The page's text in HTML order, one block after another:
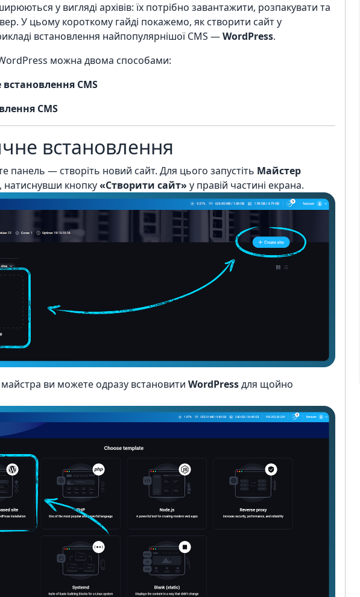
у вигляді архівів: їх потрібно завантажити, розпакувати та
У цьому короткому гайді покажемо, як створити сайт у
встановлення найпопулярнішої CMS —WordPress.
можна двома способами:
CMS
CMS
встановлення
панель — створіть новий сайт. Для цього запустіть Майстер
, натиснувши кнопку«Створити сайт» у правій частині екрана.
ви можете одразу встановити WordPressдля щойно